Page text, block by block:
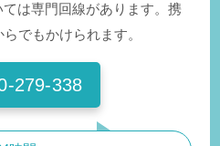
は専門回線があります。携
でもかけられます。
279-338